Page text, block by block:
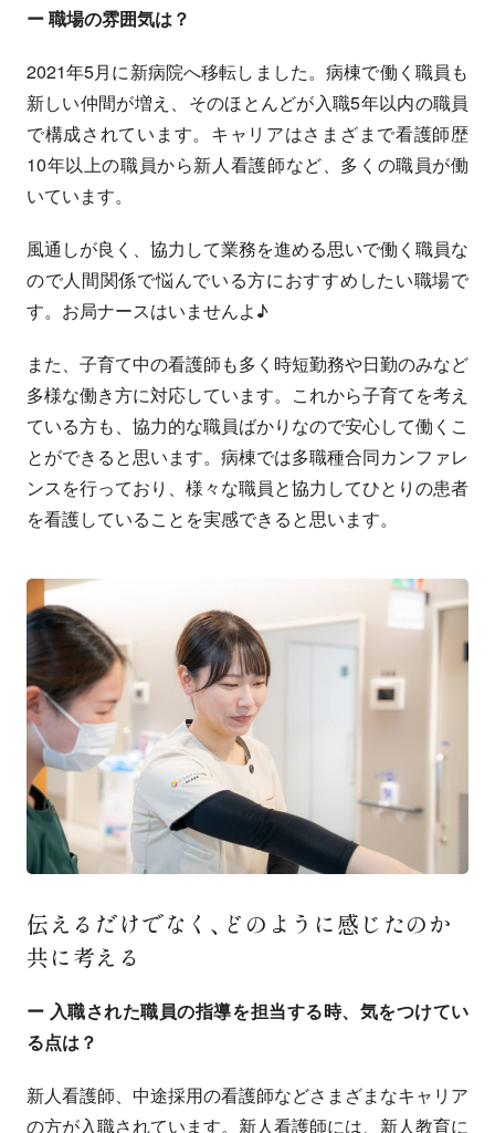
ー 職場の雰囲気は？
2021年5月に新病院へ移転しました。病棟で働く職員も
新しい仲間が増え、そのほとんどが入職5年以内の職員
で構成されています。キャリアはさまざまで看護師歴
10年以上の職員から新人看護師など、多くの職員が働
いています。
風通しが良く、協力して業務を進める思いで働く職員な
ので人間関係で悩んでいる方におすすめしたい職場で
す。お局ナースはいませんよ♪
また、子育て中の看護師も多く時短勤務や日勤のみなど
多様な働き方に対応しています。これから子育てを考え
ている方も、協力的な職員ばかりなので安心して働くこ
とができると思います。病棟では多職種合同カンファレ
ンスを行っており、様々な職員と協力してひとりの患者
を看護していることを実感できると思います。
伝えるだけでなく、 どのように感じたのか
共に考える
ー 入職された職員の指導を担当する時、気をつけてい
る点は？
新人看護師、中途採用の看護師などさまざまなキャリア
の方が入職されています。新人看護師には、新人教育に